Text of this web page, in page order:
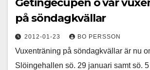
Getingecupen o vår
på söndagkvällar
2012-01-23 BO PERSSON
Vuxenträning på söndagkvällar är nu
Slöingehallen sö. 29 januari samt sö.